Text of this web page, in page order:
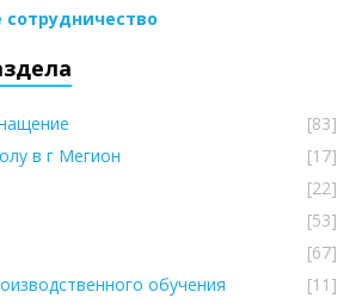
[83]
в г Мегион
[17]
[22]
[53]
[67]
обучения
[11]